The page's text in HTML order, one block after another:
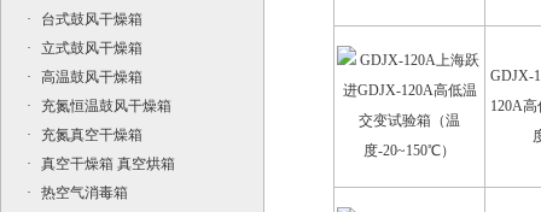
·
台式鼓风干燥箱
·
立式鼓风干燥箱
·
高温鼓风干燥箱
·
充氮恒温鼓风干燥箱
·
充氮真空干燥箱
·
真空干燥箱 真空烘箱
·
热空气消毒箱
GDJX-
120A